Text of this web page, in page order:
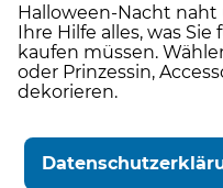
Halloween-Nacht
Ihre Hilfe alles, was
kaufen müssen.
oder Prinzessin,
dekorieren.